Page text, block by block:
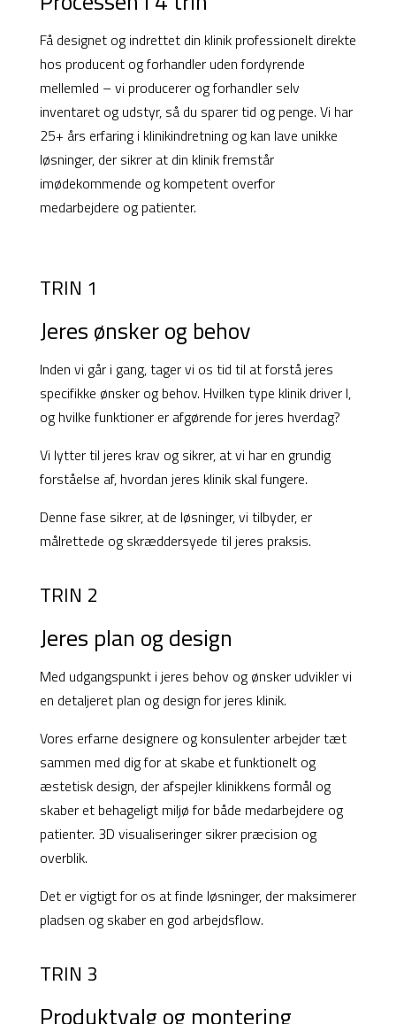
Få designet og indrettet din klinik professionelt direkte
hos producent og forhandler uden fordyrende
mellemled – vi producerer og forhandler selv
inventaret og udstyr, så du sparer tid og penge. Vi har
25+ års erfaring i klinikindretning og kan lave unikke
løsninger, der sikrer at din klinik fremstår
imødekommende og kompetent overfor
medarbejdere og patienter.
TRIN 1
Jeres ønsker og behov
Inden vi går i gang, tager vi os tid til at forstå jeres
specifikke ønsker og behov. Hvilken type klinik driver I,
og hvilke funktioner er afgørende for jeres hverdag?
Vi lytter til jeres krav og sikrer, at vi har en grundig
forståelse af, hvordan jeres klinik skal fungere.
Denne fase sikrer, at de løsninger, vi tilbyder, er
målrettede og skræddersyede til jeres praksis.
TRIN 2
Jeres plan og design
Med udgangspunkt i jeres behov og ønsker udvikler vi
en detaljeret plan og design for jeres klinik.
Vores erfarne designere og konsulenter arbejder tæt
sammen med dig for at skabe et funktionelt og
æstetisk design, der afspejler klinikkens formål og
skaber et behageligt miljø for både medarbejdere og
patienter. 3D visualiseringer sikrer præcision og
overblik.
Det er vigtigt for os at finde løsninger, der maksimerer
pladsen og skaber en god arbejdsflow.
TRIN 3
Produktvalg og montering